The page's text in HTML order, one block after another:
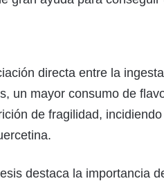
directa entre la
un mayor consumo de
de fragilidad,
destaca la importancia